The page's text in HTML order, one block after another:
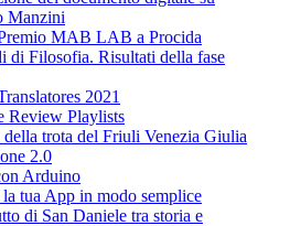
Manzini
MAB LAB a Procida
di Filosofia. Risultati della fase
2021
Review Playlists
trota del Friuli Venezia Giulia
2.0
Arduino
tua App in modo semplice
di San Daniele tra storia e